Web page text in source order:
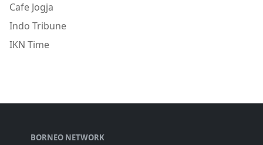
Cafe Jogja
Indo Tribune
IKN Time
BORNEO NETWORK